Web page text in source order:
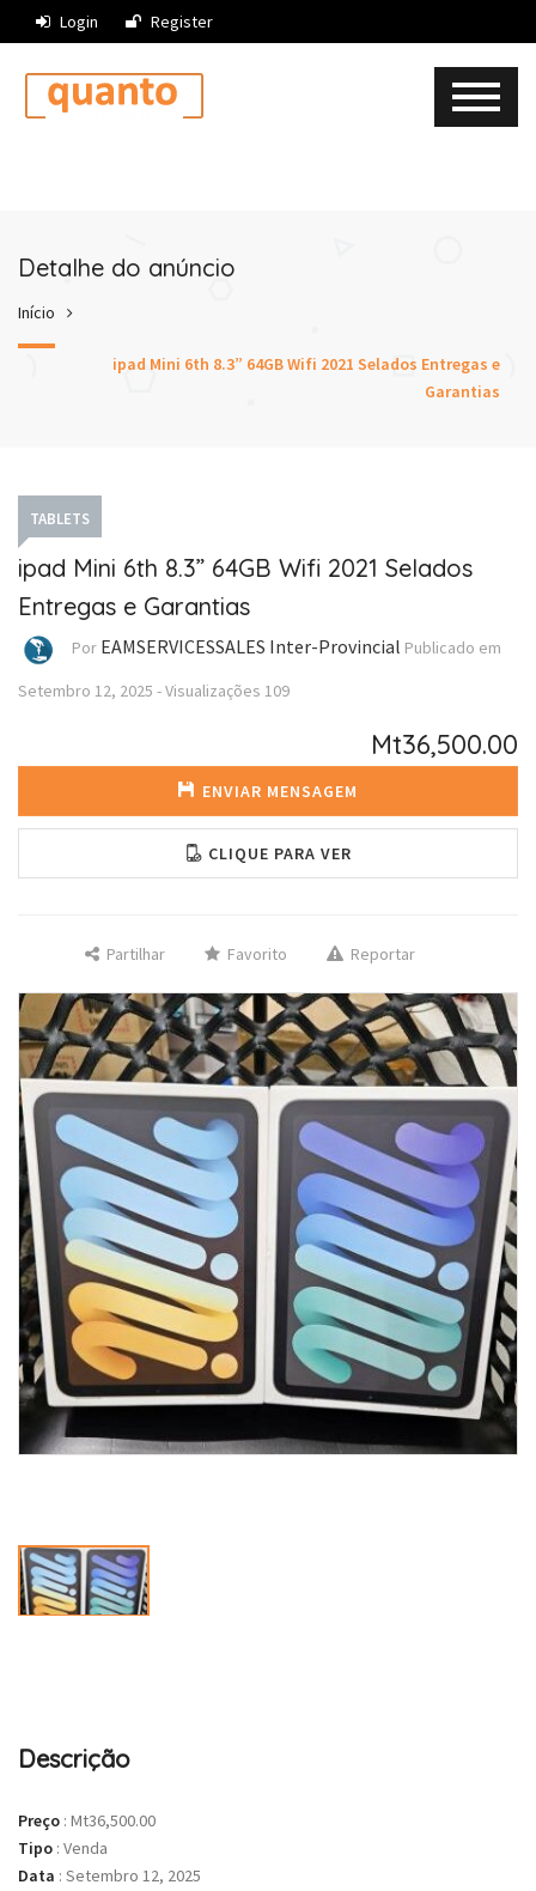
Login Register
Detalhe do anúncio
Início
ipad Mini 6th 8.3” 64GB Wifi 2021 Selados Entregas e
Garantias
TABLETS
ipad Mini 6th 8.3” 64GB Wifi 2021 Selados
Entregas e Garantias
Por EAMSERVICESSALES Inter-Provincial Publicado em
Setembro 12, 2025 -Visualizações 109
Mt36,500.00
ENVIAR MENSAGEM
CLIQUE PARA VER
Partilhar Favorito Reportar
Descrição
Preço : Mt36,500.00
Tipo : Venda
Data : Setembro 12, 2025